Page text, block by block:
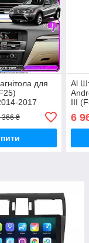
для
2017
Wi-Fi GPS
366 ₴
Al
III
Fi
6